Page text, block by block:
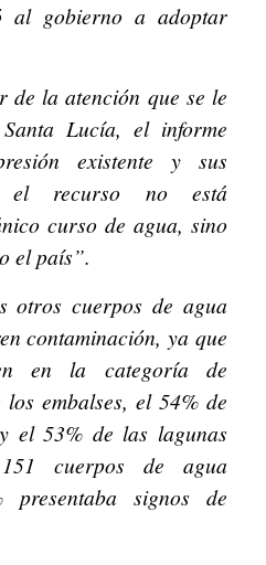
al gobierno a adoptar
de la atención que se le
Lucía, el informe
existente y sus
el recurso no está
curso de agua, sino
el país”.
otros cuerpos de agua
contaminación, ya que
en la categoría de
embalses, el 54% de
el 53% de las lagunas
cuerpos de agua
presentaba signos de